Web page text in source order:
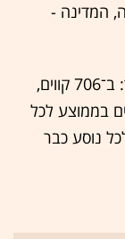
שקל לנסיעה, המדינה -
הנתונים לא משתפרים בהרבה גם בהמשך: ב־706 קווים,
בממוצע לכל
נוסע כבר